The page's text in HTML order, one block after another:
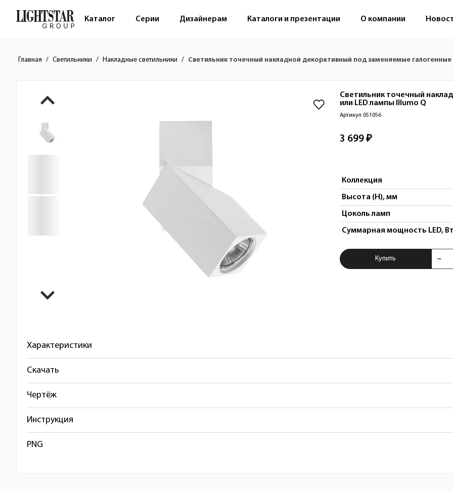
Каталог Серии Дизайнерам Каталоги и презентации О компании
Главная Светильники Накладные светильники Светильник точечный накладной декоративный под заменяемые галогенные
Краткое описание товара
Изображения товара
Светильник точечный
или LED лампы
Illumo Q
Артикул 051056
Стоимость товара 3 699 ₽
Коллекция
Высота (H), мм
Цоколь ламп
Суммарная мощность LED, Вт
КупитьКупить
Характеристики
Скачать
Чертёж
Инструкция
PNG